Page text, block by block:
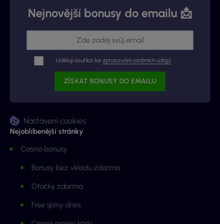
Nejnovější bonusy do emailu 📩
Uděluji souhlas ke zpracování osobních údajů
Nastavení cookies
Nejoblíbenější stránky
Casino bonusy
Bonusy bez vkladu zdarma
Otočky zdarma
Free spiny dnes